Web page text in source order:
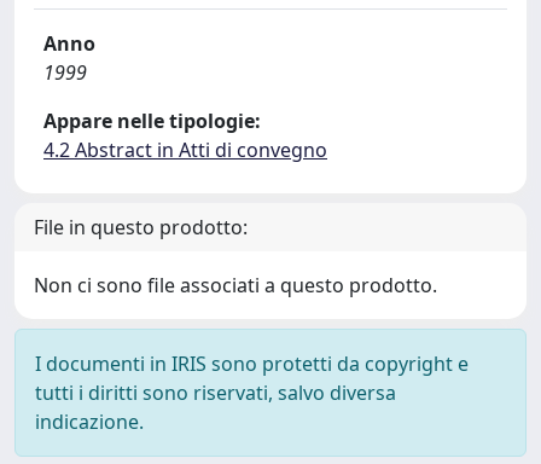
Anno
1999
Appare nelle tipologie:
4.2 Abstract in Atti di convegno
File in questo prodotto:
Non ci sono file associati a questo prodotto.
I documenti in IRIS sono protetti da copyright e
tutti i diritti sono riservati, salvo diversa
indicazione.